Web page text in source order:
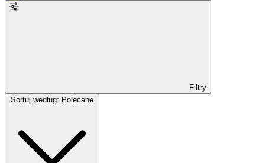
Filtry